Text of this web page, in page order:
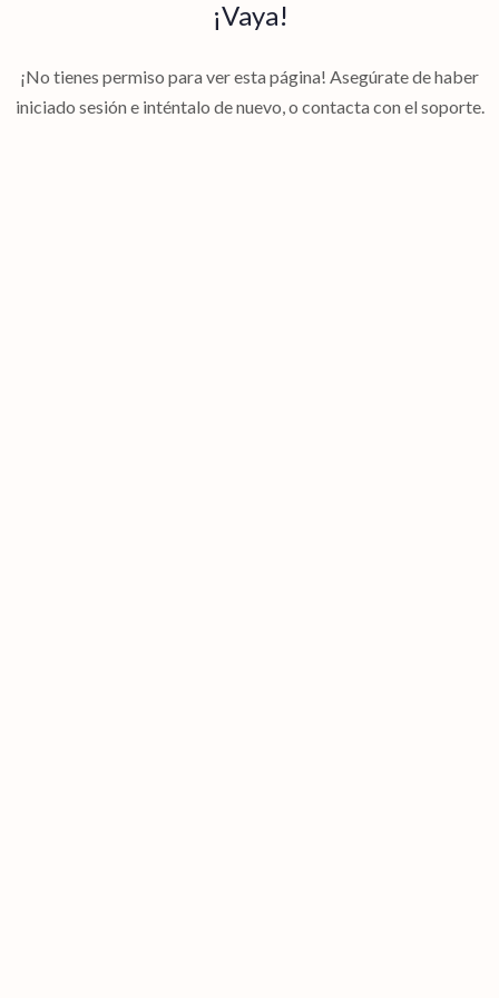
¡Vaya!
¡No tienes permiso para ver esta página! Asegúrate de haber
iniciado sesión e inténtalo de nuevo, o contacta con el soporte.